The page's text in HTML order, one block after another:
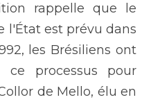
rappelle que le
l'État est prévu dans
les Brésiliens ont
processus pour
de Mello, élu en